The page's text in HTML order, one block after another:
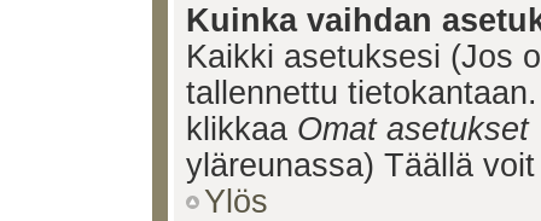
Kuinka vaihdan
Kaikki asetuksesi (Jos
tallennettu
klikkaa Omat asetukset
yläreunassa) Täällä
Ylös